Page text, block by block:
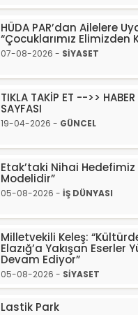
HÜDA PAR’dan Ailelere
“Çocuklarımız Elimizden
07-08-2026 - SİYASET
TIKLA TAKİP ET -->>
SAYFASI
19-04-2026 - GÜNCEL
Etak’taki Nihai Hedefimiz
Modelidir”
05-08-2026 - İŞ DÜNYASI
Milletvekili Keleş:
Elazığ’a Yakışan Eserler
Devam Ediyor”
05-08-2026 - SİYASET
Lastik Park